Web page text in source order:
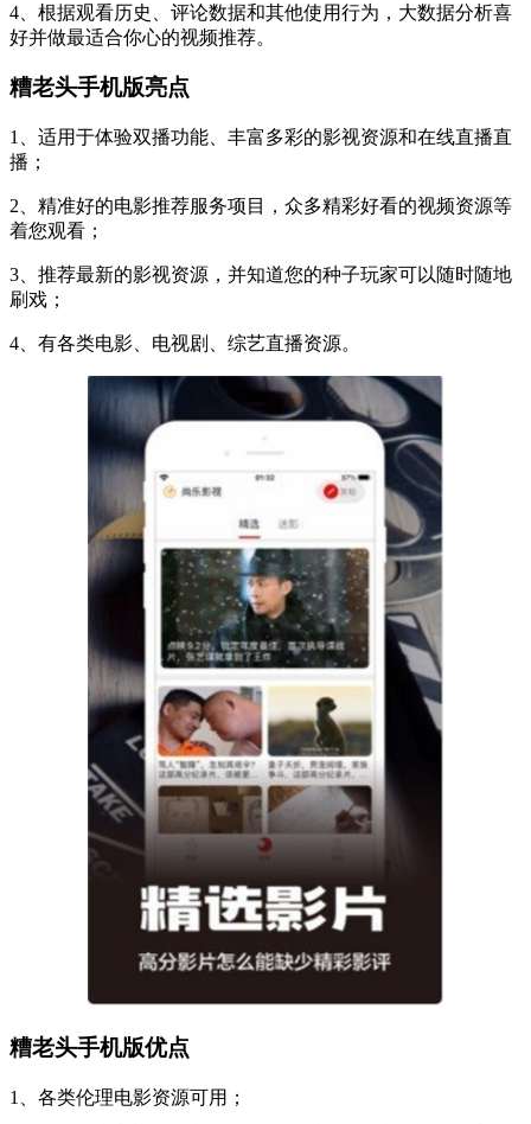
4、根据观看历史、评论数据和其他使用行为，大数据分析喜
好并做最适合你心的视频推荐。
糟老头手机版亮点
1、适用于体验双播功能、丰富多彩的影视资源和在线直播直
播；
2、精准好的电影推荐服务项目，众多精彩好看的视频资源等
着您观看；
3、推荐最新的影视资源，并知道您的种子玩家可以随时随地
刷戏；
4、有各类电影、电视剧、综艺直播资源。
糟老头手机版优点
1、各类伦理电影资源可用；